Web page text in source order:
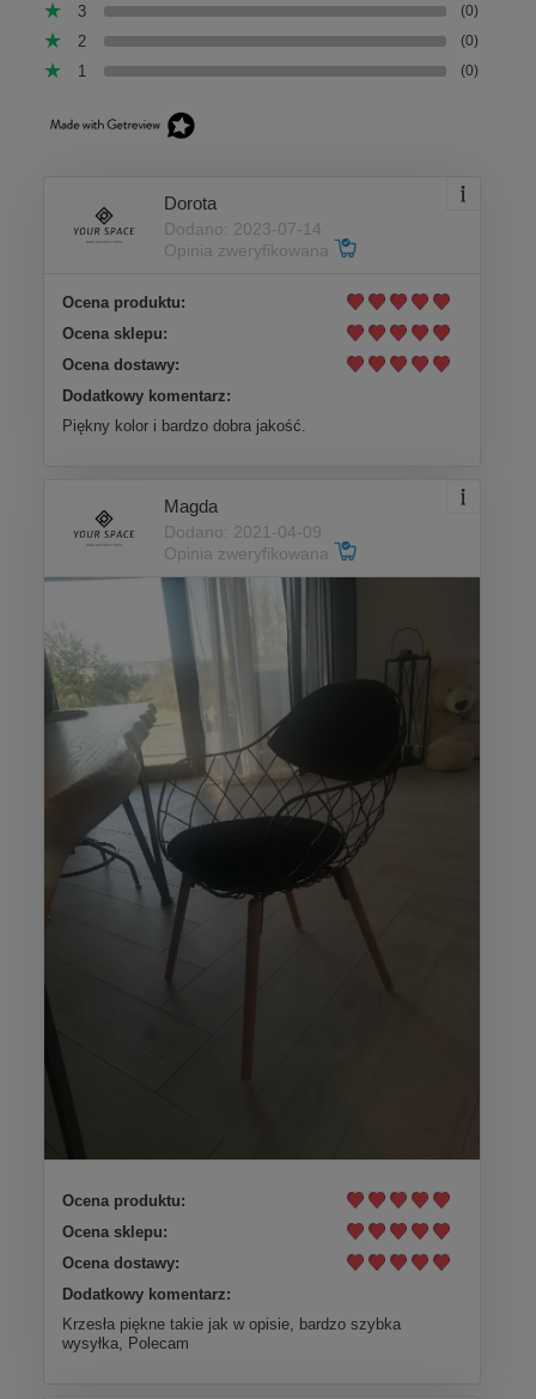
3 (0)
2 (0)
1 (0)
Dorota
Dodano: 2023-07-14
Opinia zweryfikowana
Ocena produktu:
Ocena sklepu:
Ocena dostawy:
Dodatkowy komentarz:
Piękny kolor i bardzo dobra jakość.
Magda
Dodano: 2021-04-09
Opinia zweryfikowana
Ocena produktu:
Ocena sklepu:
Ocena dostawy:
Dodatkowy komentarz:
Krzesła piękne takie jak w opisie, bardzo szybka
wysyłka, Polecam